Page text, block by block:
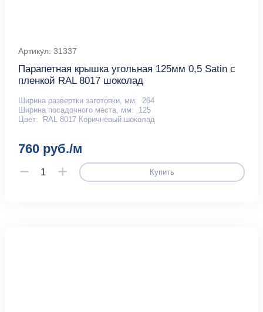
Артикул: 31337
Парапетная крышка угольная 125мм 0,5 Satin с
пленкой RAL 8017 шоколад
Ширина развертки заготовки, мм:
264
Ширина посадочного места, мм:
125
Цвет:
RAL 8017 Коричневый шоколад
760 руб./м
Купить